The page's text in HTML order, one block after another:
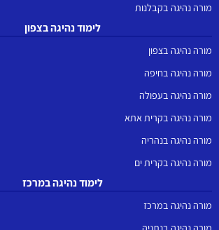
מורה נהיגה בקבלנות
לימוד נהיגה בצפון
מורה נהיגה בצפון
מורה נהיגה בחיפה
מורה נהיגה בעפולה
מורה נהיגה בקרית אתא
מורה נהיגה בנהריה
מורה נהיגה בקרית ים
לימוד נהיגה במרכז
מורה נהיגה במרכז